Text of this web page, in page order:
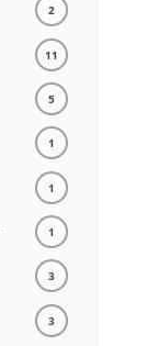
2
11
5
1
1
1
3
3